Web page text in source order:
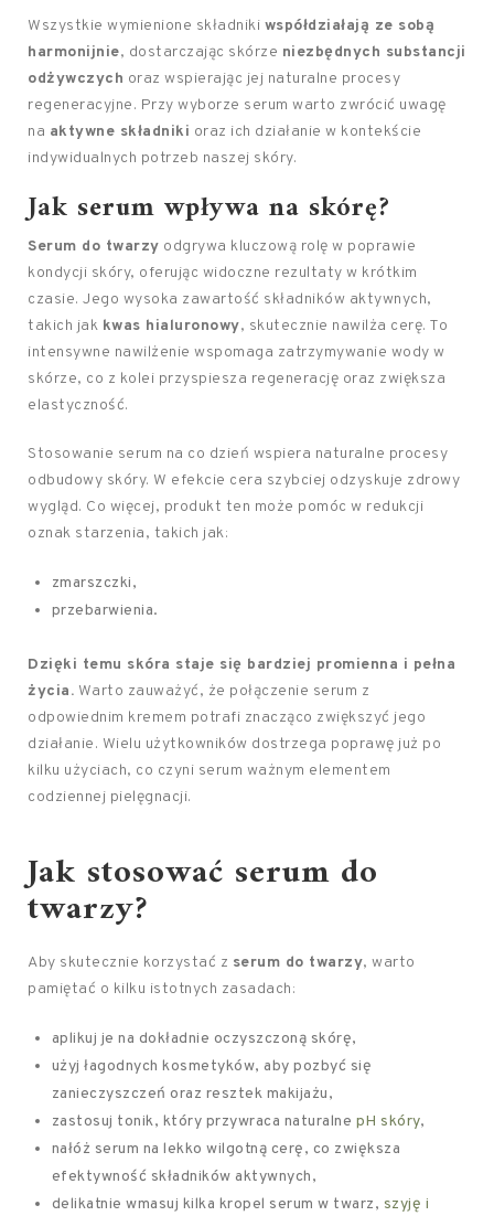
Wszystkie wymienione składniki współdziałają ze sobą
harmonijnie, dostarczając skórze niezbędnych substancji
odżywczych oraz wspierając jej naturalne procesy
regeneracyjne. Przy wyborze serum warto zwrócić uwagę
na aktywne składniki oraz ich działanie w kontekście
indywidualnych potrzeb naszej skóry.
Jak serum wpływa na skórę?
Serum do twarzy odgrywa kluczową rolę w poprawie
kondycji skóry, oferując widoczne rezultaty w krótkim
czasie. Jego wysoka zawartość składników aktywnych,
takich jak kwas hialuronowy, skutecznie nawilża cerę. To
intensywne nawilżenie wspomaga zatrzymywanie wody w
skórze, co z kolei przyspiesza regenerację oraz zwiększa
elastyczność.
Stosowanie serum na co dzień wspiera naturalne procesy
odbudowy skóry. W efekcie cera szybciej odzyskuje zdrowy
wygląd. Co więcej, produkt ten może pomóc w redukcji
oznak starzenia, takich jak:
zmarszczki,
przebarwienia.
Dzięki temu skóra staje się bardziej promienna i pełna
życia. Warto zauważyć, że połączenie serum z
odpowiednim kremem potrafi znacząco zwiększyć jego
działanie. Wielu użytkowników dostrzega poprawę już po
kilku użyciach, co czyni serum ważnym elementem
codziennej pielęgnacji.
Jak stosować serum do
twarzy?
Aby skutecznie korzystać z serum do twarzy, warto
pamiętać o kilku istotnych zasadach:
aplikuj je na dokładnie oczyszczoną skórę,
użyj łagodnych kosmetyków, aby pozbyć się
zanieczyszczeń oraz resztek makijażu,
zastosuj tonik, który przywraca naturalne pH skóry,
nałóż serum na lekko wilgotną cerę, co zwiększa
efektywność składników aktywnych,
delikatnie wmasuj kilka kropel serum w twarz, szyję i